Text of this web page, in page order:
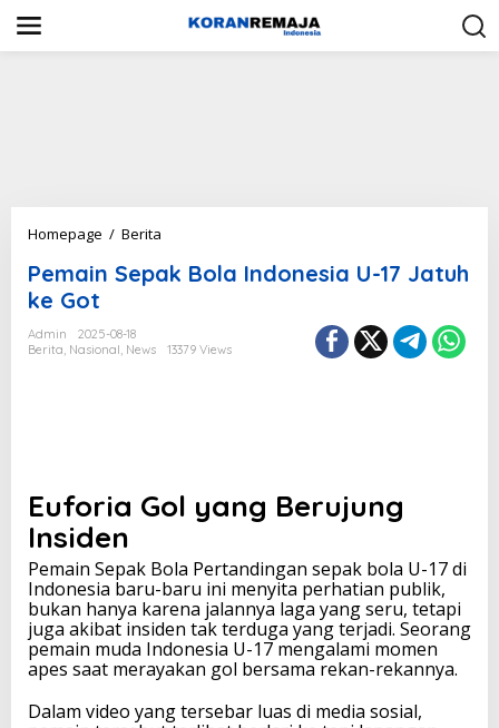
i
Homepage / Berita
m
S
a
d
o
n
e
s
i
U
Pemain Sepak Bola Indonesia U-17 Jatuh
ke Got
Admin
2025-08-18
Berita, Nasional, News 13379 Views
Euforia Gol yang Berujung
Insiden
Pemain Sepak Bola Pertandingan sepak bola U-17 di
Indonesia baru-baru ini menyita perhatian publik,
bukan hanya karena jalannya laga yang seru, tetapi
juga akibat insiden tak terduga yang terjadi. Seorang
pemain muda Indonesia U-17 mengalami momen
apes saat merayakan gol bersama rekan-rekannya.
Dalam video yang tersebar luas di media sosial,